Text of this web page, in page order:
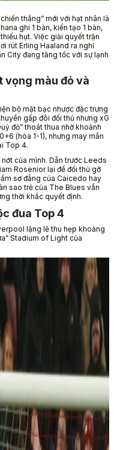
thắng” mới với hạt nhân là
ghi 1 bàn, kiến tạo 1 bàn,
hụt. Việc giải quyết trận
rút Erling Haaland ra nghỉ
City đang tăng tốc với sự lạnh
vọng màu đỏ và
bộ mặt bạc nhược đặc trưng
gấp đôi đối thủ nhưng xG
đỏ” thoát thua nhờ khoảnh
(hòa 1-1), nhưng may mắn
Top 4.
của mình. Dẫn trước Leeds
Rosenior lại để đối thủ gỡ
sơ đẳng của Caicedo hay
sao trẻ của The Blues vẫn
thời khắc quyết định.
đua Top 4
lặng lẽ thu hẹp khoảng
Stadium of Light của